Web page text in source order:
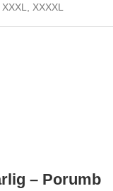
XXXL XXXXL
– Porumb